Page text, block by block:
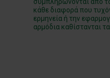
κάθε διαφορά που
ερμηνεία ή την
αρμόδια καθίστανται